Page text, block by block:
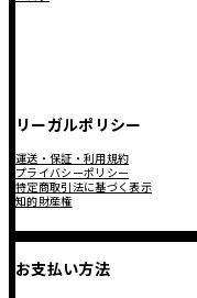
リーガルポリシー
運送・保証・利用規約
プライバシーポリシー
特定商取引法に基づく表示
知的財産権
お支払い方法